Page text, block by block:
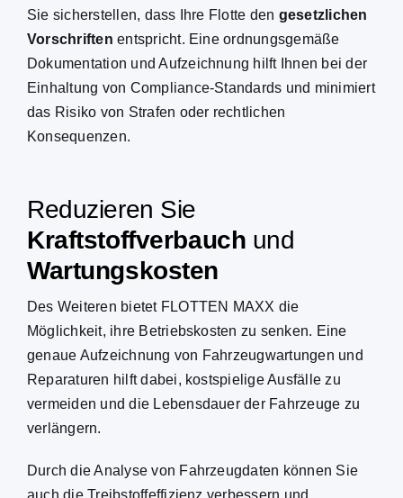
Sie sicherstellen, dass
Ihre Flotte den gesetzlichen
Vorschriften entspricht. Eine ordnungsgemäße
Dokumentation und Aufzeichnung hilft Ihnen bei der
Einhaltung von Compliance-Standards und minimiert
das Risiko von Strafen oder rechtlichen
Konsequenzen.
Reduzieren Sie
Kraftstoffverbauch und
Wartungskosten
Des Weiteren bietet FLOTTEN MAXX die
Möglichkeit, ihre Betriebskosten zu senken. Eine
genaue Aufzeichnung von Fahrzeugwartungen und
Reparaturen hilft dabei, kostspielige Ausfälle zu
vermeiden und die Lebensdauer der Fahrzeuge zu
verlängern.
Durch die Analyse von Fahrzeugdaten können Sie
auch die Treibstoffeffizienz verbessern und